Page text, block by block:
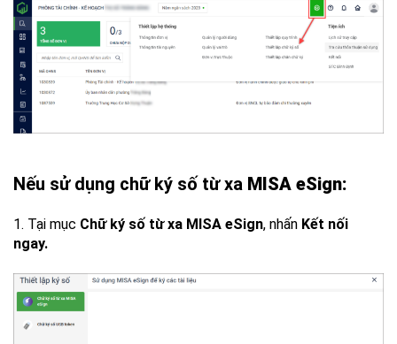
Nếu sử dụng chữ ký số từ xa MISA eSign:
1. Tại mục Chữ ký số từ xa MISA eSign, nhấn Kết nối
ngay.